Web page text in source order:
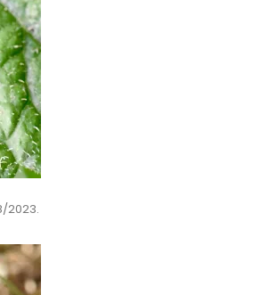
2023.